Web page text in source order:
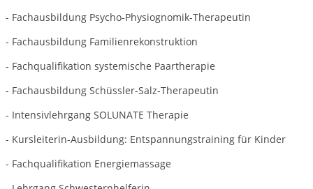
- Fachausbildung Psycho-Physiognomik-Therapeutin
- Fachausbildung Familienrekonstruktion
- Fachqualifikation systemische Paartherapie
- Fachausbildung Schüssler-Salz-Therapeutin
- Intensivlehrgang SOLUNATE Therapie
- Kursleiterin-Ausbildung: Entspannungstraining für Kinder
- Fachqualifikation Energiemassage